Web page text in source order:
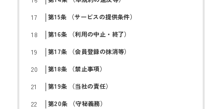
第15条 （サービスの提供条件）
第16条 （利用の中止・終了）
第17条 （会員登録の抹消等）
第18条 （禁止事項）
第19条 （当社の責任）
第20条 （守秘義務）